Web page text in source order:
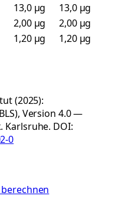
13,0 µg
13,0 µg
2,00 µg
2,00 µg
1,20 µg
1,20 µg
(2025):
Version 4.0 —
Karlsruhe. DOI:
0